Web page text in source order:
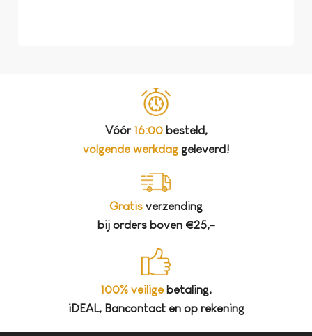
Vóór 16:00besteld,
volgende werkdaggeleverd!
Gratis verzending
bij orders boven €25,-
100% veiligebetaling,
iDEAL, Bancontact en op rekening